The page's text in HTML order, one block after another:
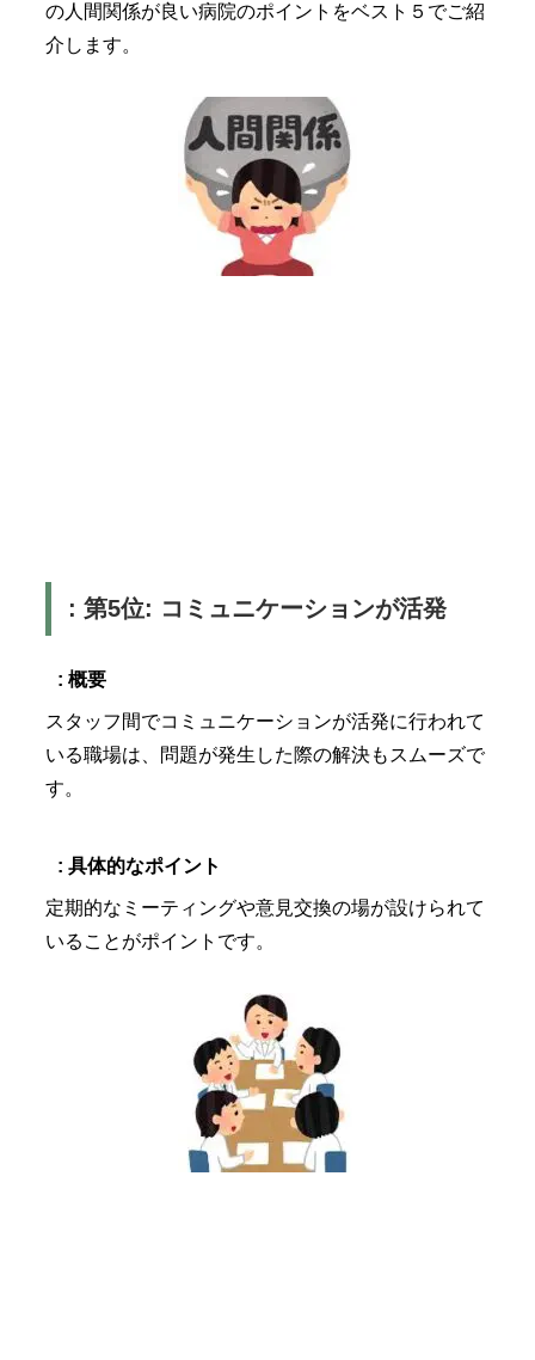
の人間関係が良い病院のポイントをベスト５でご紹
介します。
: 第5位: コミュニケーションが活発
: 概要
スタッフ間でコミュニケーションが活発に行われて
いる職場は、問題が発生した際の解決もスムーズで
す。
: 具体的なポイント
定期的なミーティングや意見交換の場が設けられて
いることがポイントです。